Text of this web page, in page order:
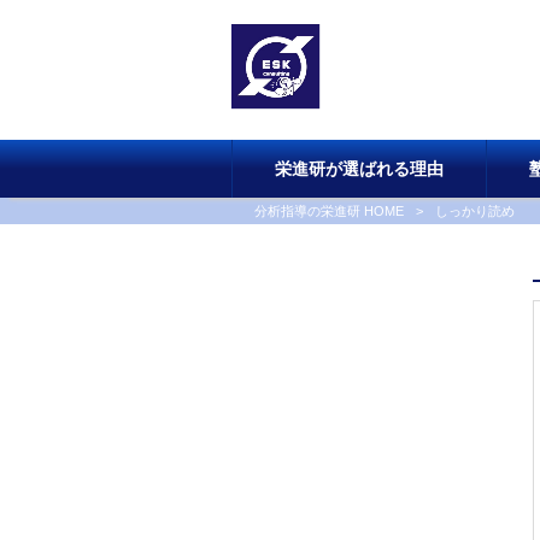
栄進研が選ばれる理由
分析指導の栄進研 HOME > しっかり読め